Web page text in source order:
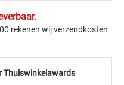
rekenen wij verzendkosten
Thuiswinkelawards